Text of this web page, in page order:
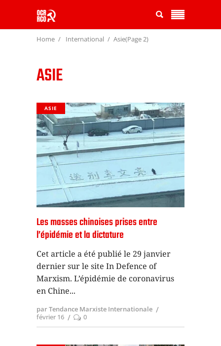
Home International Asie(Page 2)
ASIE
ASIE
Les masses chinoises prises entre
l’épidémie et la dictature
Cet article a été publié le 29 janvier
dernier sur le site In Defence of
Marxism. L’épidémie de coronavirus
en Chine
par Tendance Marxiste Internationale
février 16
0